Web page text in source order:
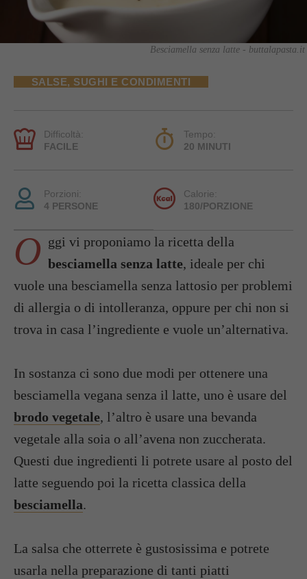
Besciamella senza latte - buttalapasta.it
SALSE, SUGHI E CONDIMENTI
Difficoltà:
FACILE
Tempo:
20 MINUTI
Porzioni:
4 PERSONE
Calorie:
180/PORZIONE
O ggi vi proponiamo la ricetta della
besciamella senza latte, ideale per chi
vuole una besciamella senza lattosio per problemi
di allergia o di intolleranza, oppure per chi non si
trova in casa l’ingrediente e vuole un’alternativa.
In sostanza ci sono due modi per ottenere una
besciamella vegana senza il latte, uno è usare del
brodo vegetale, l’altro è usare una bevanda
vegetale alla soia o all’avena non zuccherata.
Questi due ingredienti li potrete usare al posto del
latte seguendo poi la ricetta classica della
besciamella.
La salsa che otterrete è gustosissima e potrete
usarla nella preparazione di tanti piatti